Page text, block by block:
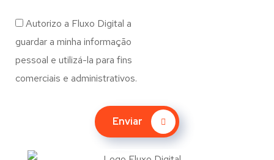
Autorizo a Fluxo Digital a
guardar a minha informação
pessoal e utilizá-la para fins
comerciais e administrativos.
Enviar